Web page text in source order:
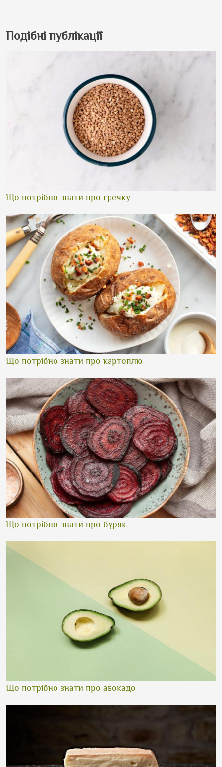
Подібні публікації
Що потрібно знати про гречку
Що потрібно знати про картоплю
Що потрібно знати про буряк
Що потрібно знати про авокадо